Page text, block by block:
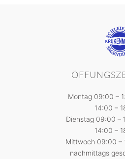
Montag 09:00 –
14:00 –
Dienstag 09:00 –
14:00 –
Mittwoch 09:00 –
nachmittags